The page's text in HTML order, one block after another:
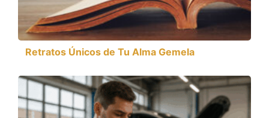
Retratos Únicos de Tu Alma Gemela